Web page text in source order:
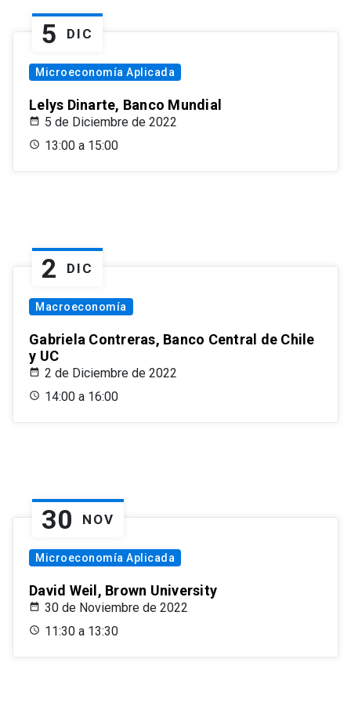
5 DIC
Microeconomía Aplicada
Lelys Dinarte, Banco Mundial
5 de Diciembre de 2022
13:00 a 15:00
2 DIC
Macroeconomía
Gabriela Contreras, Banco Central de Chile
y UC
2 de Diciembre de 2022
14:00 a 16:00
30 NOV
Microeconomía Aplicada
David Weil, Brown University
30 de Noviembre de 2022
11:30 a 13:30